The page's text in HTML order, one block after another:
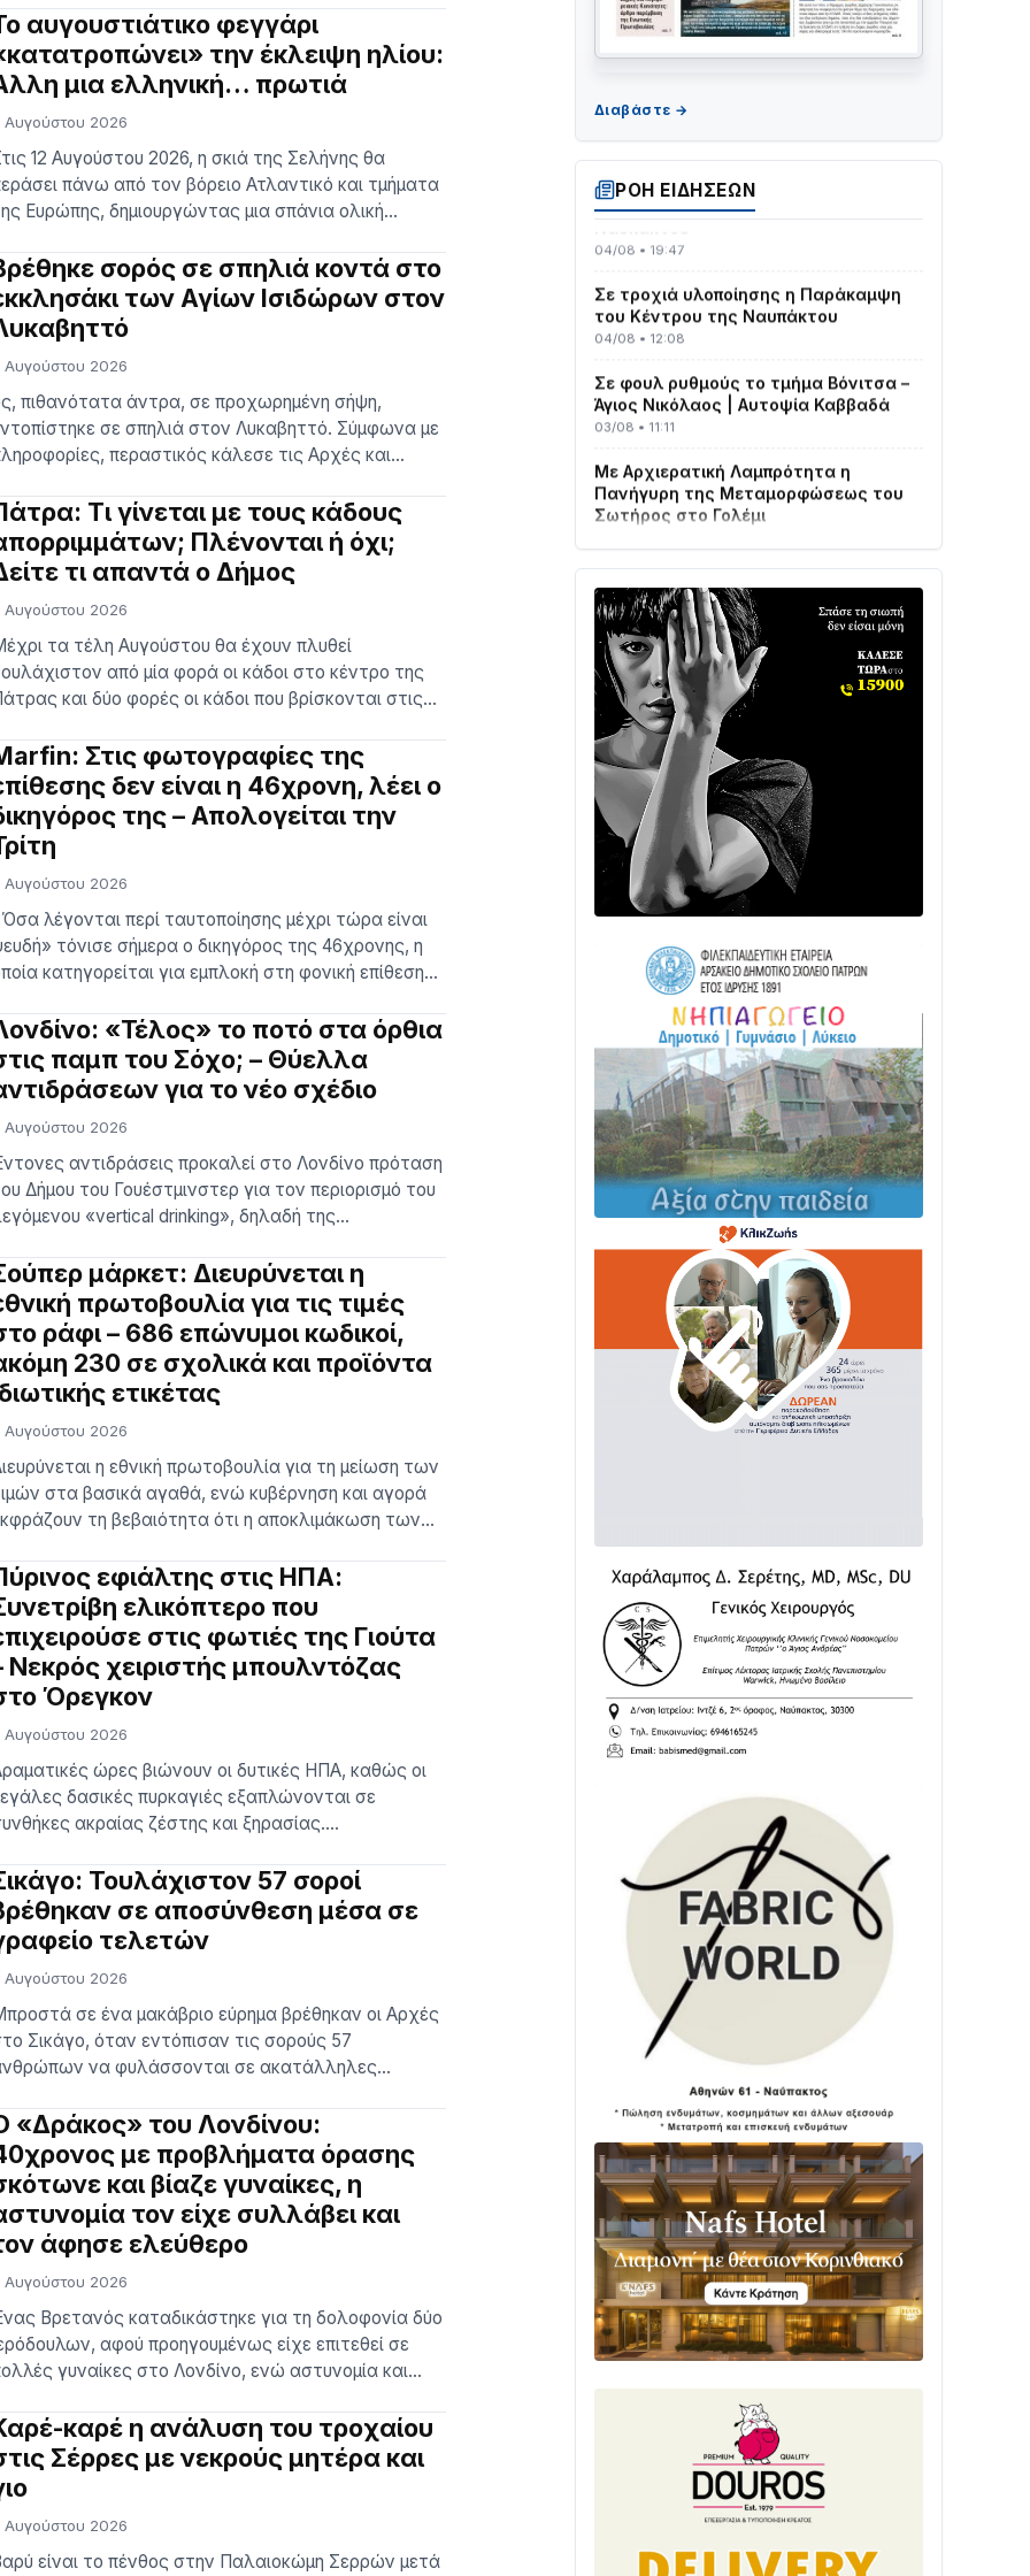
Η ειδοποίηση δημοσιεύθηκε σήμερα, 17
στο δελτίο για τα µη ασφαλή προϊόντα του
Συστήµατος Ταχείας Ανταλλαγής
(RAPEX) από τις αρμόδιες αρχές του
Βασιλείου. Το προϊόν, που α…
αυγουστιάτικο φεγγάρι
την έκλειψη ηλίου:
μια ελληνική… πρωτιά
Αυγούστου 2026
12 Αυγούστου 2026, η σκιά της Σελήνης θα
πάνω από τον βόρειο Ατλαντικό και τμήματα
Ευρώπης, δημιουργώντας μια σπάνια ολική
θα δουν τον Ήλιο να χάνεται για λίγα
καθώς η Σελήνη θα περάσει μπροστά από το
μας. Η χώρα μας βρίσκεται εκτός […]
σορός σε σπηλιά κοντά στο
των Αγίων Ισιδώρων στον
Αυγούστου 2026
πιθανότατα άντρα, σε προχωρημένη σήψη,
σε σπηλιά στον Λυκαβηττό. Σύμφωνα με
περαστικός κάλεσε τις Αρχές και
εντόπισε μια σορό. Στο σημείο έσπευσαν
της ΕΛ.ΑΣ. και βρήκαν το πτώμα σε
σήψη μέσα σε σπηλιά ακριβώς δίπλα
εκκλησάκι. Προς το παρόν δεν μπορεί να εξαχθεί
Τι γίνεται με τους κάδους
Πλένονται ή όχι;
τι απαντά ο Δήμος
Αυγούστου 2026
τα τέλη Αυγούστου θα έχουν πλυθεί
από μία φορά οι κάδοι στο κέντρο της
και δύο φορές οι κάδοι που βρίσκονται στις
όπου λόγω των καλοκαιρινών μηνών
αυξημένη κίνηση σε σύγκριση με άλλες
Αυτές είναι οι δυνατότητες που έχει
η Υπηρεσία Καθαριότητας του […]
Στις φωτογραφίες της
δεν είναι η 46χρονη, λέει ο
της – Απολογείται την
Αυγούστου 2026
λέγονται περί ταυτοποίησης μέχρι τώρα είναι
τόνισε σήμερα ο δικηγόρος της 46χρονης, η
κατηγορείται για εμπλοκή στη φονική επίθεση
της τράπεζας. Ο Κώστας Παπαδάκης,
της κατηγορουμένης, αμφισβήτησε
πλήρως τα στοιχεία, που, σύμφωνα με την αστυνομία,
την 46χρονη κατηγορούμενη με την επίθεση
T…
«Τέλος» το ποτό στα όρθια
παμπ του Σόχο; – Θύελλα
για το νέο σχέδιο
Αυγούστου 2026
αντιδράσεις προκαλεί στο Λονδίνο πρόταση
Δήμου του Γουέστμινστερ για τον περιορισμό του
«vertical drinking», δηλαδή της
αφορά μία περιοχή που περιλαμβάνει το Σόχο,
καρδιά της νυχτερινής ζωής του West End, και
έχει προκαλέσει αντιδράσεις από θαμώνες και
μέχρι την Ντάουνινγκ Στριτ και τον
του Λονδί…
μάρκετ: Διευρύνεται η
πρωτοβουλία για τις τιμές
ράφι – 686 επώνυμοι κωδικοί,
230 σε σχολικά και προϊόντα
ετικέτας
Αυγούστου 2026
η εθνική πρωτοβουλία για τη μείωση των
στα βασικά αγαθά, ενώ κυβέρνηση και αγορά
τη βεβαιότητα ότι η αποκλιμάκωση των
με πληροφορίες του ΑΠΕ-ΜΠΕ στην
έχουν ήδη ενταχθεί 686 κωδικοί
επώνυμων προϊόντων από 55 εταιρείες, καθώς και
κωδικοί σχολικών ειδών και 100 προϊόντα
ιδιωτικής ετικέτας (PL), […]…
εφιάλτης στις ΗΠΑ:
ελικόπτερο που
στις φωτιές της Γιούτα
Νεκρός χειριστής μπουλντόζας
Όρεγκον
Αυγούστου 2026
ώρες βιώνουν οι δυτικές ΗΠΑ, καθώς οι
δασικές πυρκαγιές εξαπλώνονται σε
ακραίας ζέστης και ξηρασίας.
επιβαίνοντες συνετρίβη ενώ επιχειρούσε
τεράστια πυρκαγιά στη Γιούτα, με τις ομάδες
να μην έχουν καταφέρει ακόμη να
το σημείο εξαιτίας των φλογών. Την
ώρα, στο Όρεγκον, 47χρονος χειριστής …
Τουλάχιστον 57 σοροί
σε αποσύνθεση μέσα σε
τελετών
Αυγούστου 2026
σε ένα μακάβριο εύρημα βρέθηκαν οι Αρχές
Σικάγο, όταν εντόπισαν τις σορούς 57
να φυλάσσονται σε ακατάλληλες
γραφείο τελετών. Κάτοικοι της περιοχής
ότι εδώ και μήνες είχαν παρατηρήσει
έντονη δυσοσμία να προέρχεται από το κτίριο και
είχαν προχωρήσει σε καταγγελίες στον
Η αστυνομία […]
«Δράκος» του Λονδίνου:
με προβλήματα όρασης
και βίαζε γυναίκες, η
τον είχε συλλάβει και
άφησε ελεύθερο
Αυγούστου 2026
Βρετανός καταδικάστηκε για τη δολοφονία δύο
αφού προηγουμένως είχε επιτεθεί σε
γυναίκες στο Λονδίνο, ενώ αστυνομία και
λαθών που του επέτρεψαν να κλιμακώσει τη
του. Την ίδια ώρα, στη Βρετανία υπάρχει
ανησυχία ότι ο πραγματικός αριθμός των θυμάτων
είναι ακόμη μεγαλύτερος. Συγκεκριμένα, ο Σάιμον
The p…
καρέ η ανάλυση του τροχαίου
Σέρρες με νεκρούς μητέρα και
Αυγούστου 2026
είναι το πένθος στην Παλαιοκώμη Σερρών μετά
ΡΟΗ ΕΙΔΗΣΕΩΝ
ΤΟ ΠΑΡΤΥ ΣΥΝΕΧΙΖΕΤΑΙ…
Στο σκοτάδι μεγάλο μέρος στο Λυγιά
Ναυπάκτου
04/08 • 19:47
του Κέντρου της Ναυπάκτου
04/08 • 12:08
Άγιος Νικόλαος | Αυτοψία Καββαδά
03/08 • 11:11
Πανήγυρη της Μεταμορφώσεως του
Σωτήρος στο Γολέμι
03/08 • 07:45
Ενισχύεται η Πολιτική Προστασία στο
Δήμο Αγρινίου με δύο νέα υδροφόρα
οχήματα
02/08 • 18:26
Διαβάστε την «Ναυπακτία» που
κυκλοφορεί
31/07 • 08:16
Δωρίδα για Όλους: «Καμία εκχώρηση
των νερών στην ΕΥΔΑΠ»
28/07 • 21:46
Διαβάστε την «Ναυπακτία» που
κυκλοφορεί
24/07 • 11:31
ΣΤΗΝ ΠΥΡΟΣΒΕΣΤΙΚΗ ΓΙΑ ΦΩΤΙΑ ΣΤΟΝ
ΑΓΙΟ ΗΛΙΑ ΠΡΙΝ ΤΗ ΓΡΑΝΙΤΣΑ
24/07 • 11:03
ΤΟ ΠΑΡΤΥ ΣΥΝΕΧΙΖΕΤΑΙ…
05/08 • 08:41
Στο σκοτάδι μεγάλο μέρος στο Λυγιά
Ναυπάκτου
04/08 • 19:47
Σε τροχιά υλοποίησης η Παράκαμψη
του Κέντρου της Ναυπάκτου
Σε φουλ ρυθμούς το τμήμα Βόνιτσα –
Άγιος Νικόλαος | Αυτοψία Καββαδά
03/08 • 11:11
Με Αρχιερατική Λαμπρότητα η
Πανήγυρη της Μεταμορφώσεως του
Σωτήρος στο Γολέμι
02/08 • 18:26
Διαβάστε την «Ναυπακτία» που
κυκλοφορεί
31/07 • 08:16
Δωρίδα για Όλους: «Καμία εκχώρηση
των νερών στην ΕΥΔΑΠ»
28/07 • 21:46
ΕΚΤΑΚΤΟ – ΝΑΥΠΑΚΤΙΑ: ΣΥΝΑΓΕΡΜΟΣ
ΣΤΗΝ ΠΥΡΟΣΒΕΣΤΙΚΗ ΓΙΑ ΦΩΤΙΑ ΣΤΟΝ
ΑΓΙΟ ΗΛΙΑ ΠΡΙΝ ΤΗ ΓΡΑΝΙΤΣΑ